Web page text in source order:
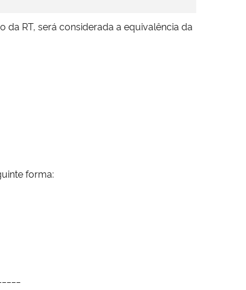
RT, será considerada a equivalência da
forma: